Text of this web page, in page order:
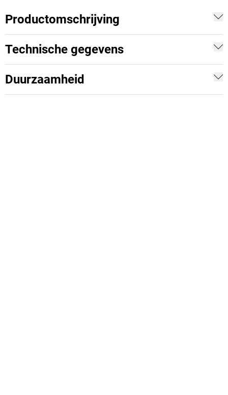
Productomschrijving
Technische gegevens
Duurzaamheid